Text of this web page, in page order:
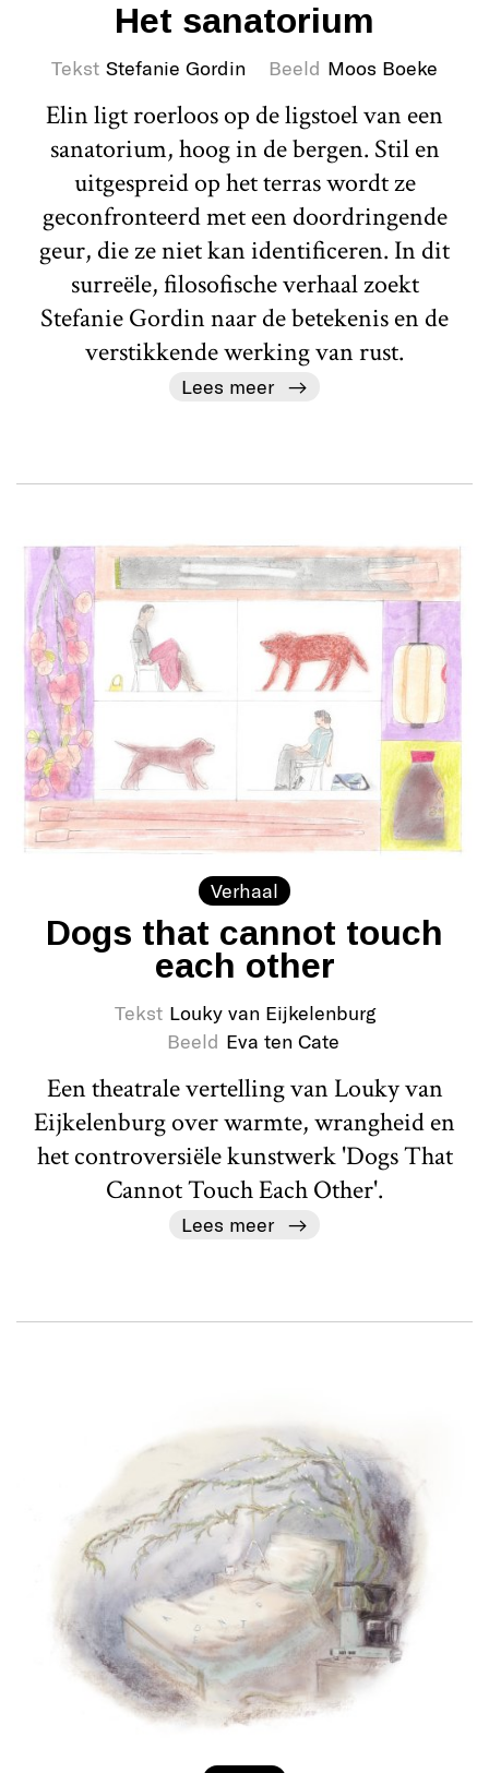
Het sanatorium
Tekst Stefanie Gordin Beeld Moos Boeke
Elin ligt roerloos op de ligstoel van een
sanatorium, hoog in de bergen. Stil en
uitgespreid op het terras wordt ze
geconfronteerd met een doordringende
geur, die ze niet kan identificeren. In dit
surreële, filosofische verhaal zoekt
Stefanie Gordin naar de betekenis en de
verstikkende werking van rust.
Lees meer
Verhaal
Dogs that cannot touch
each other
Tekst Louky van Eijkelenburg
Beeld Eva ten Cate
Een theatrale vertelling van Louky van
Eijkelenburg over warmte, wrangheid en
het controversiële kunstwerk 'Dogs That
Cannot Touch Each Other'.
Lees meer